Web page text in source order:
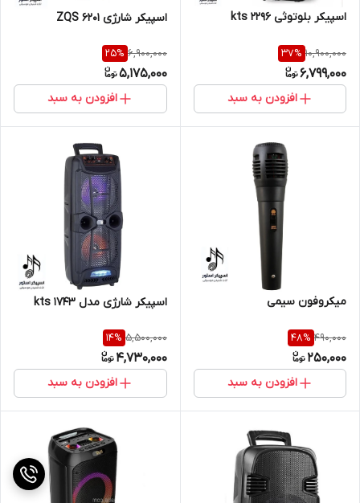
اسپیکر بلوتوثی kts 2296
10,900,000
37%
6,799,000
افزودن به سبد
اسپیکر شارژی ZQS 6201
6,900,000
25%
5,175,000
افزودن به سبد
میکروفون سیمی
490,000
48%
250,000
افزودن به سبد
اسپیکر شارژی مدل 1743 kts
5,500,000
14%
4,730,000
افزودن به سبد